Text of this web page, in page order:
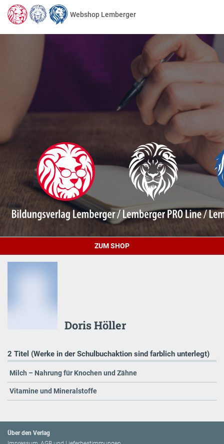
Webshop Lemberger
ZUM SHOP
Doris Höller
2 Titel (Werke in der Schulbuchaktion sind farblich unterlegt)
Milch – Nahrung für Knochen und Zähne
Vitamine und Mineralstoffe
Über den Verlag